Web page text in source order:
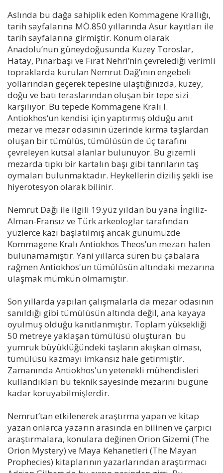
Aslında bu dağa sahiplik eden Kommagene Krallığı,
tarih sayfalarına MÖ.850 yıllarında Asur kayıtları ile
tarih sayfalarına girmiştir. Konum olarak
Anadolu’nun güneydoğusunda Kuzey Toroslar,
Hatay, Pınarbaşı ve Fırat Nehri’nin çevrelediği verimli
topraklarda kurulan Nemrut Dağ’ının engebeli
yollarından geçerek tepesine ulaştığınızda, kuzey,
doğu ve batı teraslarından oluşan bir tepe sizi
karşılıyor. Bu tepede Kommagene Kralı I.
Antiokhos‘un kendisi için yaptırmış olduğu anıt
mezar ve mezar odasının üzerinde kırma taşlardan
oluşan bir tümülüs, tümülüsün de üç tarafını
çevreleyen kutsal alanlar bulunuyor. Bu gizemli
mezarda tıpkı bir kartalın başı gibi tanrıların taş
oymaları bulunmaktadır. Heykellerin diziliş şekli ise
hiyerotesyon olarak bilinir.
Nemrut Dağı ile ilgili 19.yüz yıldan bu yana İngiliz-
Alman-Fransız ve Türk arkeologlar tarafından
yüzlerce kazı başlatılmış ancak günümüzde
Kommagene Kralı Antiokhos Theos’un mezarı halen
bulunamamıştır. Yani yıllarca süren bu çabalara
rağmen Antiokhos'un tümülüsün altındaki mezarına
ulaşmak mümkün olmamıştır.
Son yıllarda yapılan çalışmalarla da mezar odasının
sanıldığı gibi tümülüsün altında değil, ana kayaya
oyulmuş olduğu kanıtlanmıştır. Toplam yüksekliği
50 metreye yaklaşan tümülüsü oluşturan bu
yumruk büyüklüğündeki taşların akışkan olması,
tümülüsü kazmayı imkansız hale getirmiştir.
Zamanında Antiokhos'un yetenekli mühendisleri
kullandıkları bu teknik sayesinde mezarını bugüne
kadar koruyabilmişlerdir.
Nemrut’tan etkilenerek araştırma yapan ve kitap
yazan onlarca yazarın arasında en bilinen ve çarpıcı
araştırmalara, konulara değinen Orion Gizemi (The
Orion Mystery) ve Maya Kehanetleri (The Mayan
Prophecies) kitaplarının yazarlarından araştırmacı